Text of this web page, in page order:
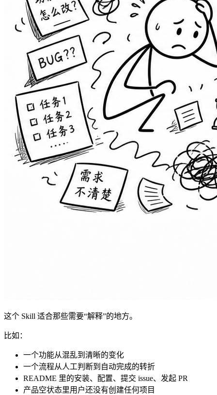
这个 Skill 适合那些需要“解释”的地方。
比如：
一个功能从混乱到清晰的变化
一个流程从人工判断到自动完成的转折
README 里的安装、配置、提交 issue、发起 PR
产品空状态里用户还没有创建任何项目